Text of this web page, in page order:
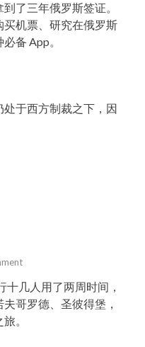
了三年俄罗斯签证。
机票、研究在俄罗斯
备 App。
于西方制裁之下，因
几人用了两周时间，
哥罗德、圣彼得堡，
。